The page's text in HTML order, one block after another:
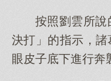
按照劉雲所說
決打」的指示，
眼皮子底下進行奔